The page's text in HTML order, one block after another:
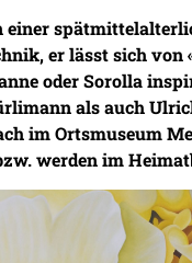
einer
er lässt sich von
oder Sorolla
als auch
im Ortsmuseum
werden im